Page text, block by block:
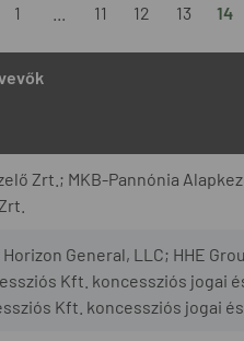
1 11 12 13 14
Zrt.; MKB-Pannónia
Horizon General, LLC; HHE
Kft. koncessziós
Kft. koncessziós jogai